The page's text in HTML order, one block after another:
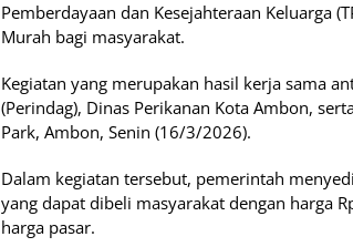
Pemberdayaan dan Kesejahteraan Keluarga
Murah bagi masyarakat.
Kegiatan yang merupakan hasil kerja sama
(Perindag), Dinas Perikanan Kota Ambon,
Park, Ambon, Senin (16/3/2026).
Dalam kegiatan tersebut, pemerintah
yang dapat dibeli masyarakat dengan harga
harga pasar.